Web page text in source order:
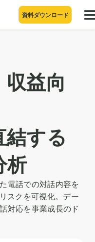
資料ダウンロード
益向
する
析
電話での対話内容を
スクを可視化。デー
対応を事業成長のド